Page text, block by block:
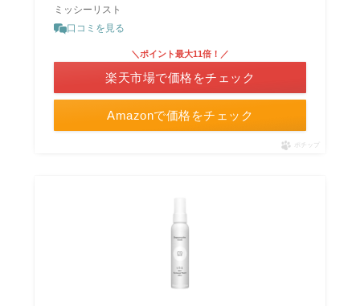
ミッシーリスト
口コミを見る
Amazonで価格をチェック
＼ポイント最大11倍！／
楽天市場で価格をチェック
ポチップ